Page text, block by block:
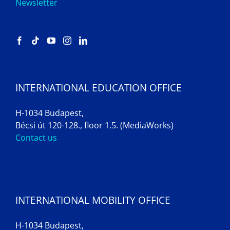
Newsletter
INTERNATIONAL EDUCATION OFFICE
H-1034 Budapest,
Bécsi út 120-128., floor 1.5. (MediaWorks)
Contact us
INTERNATIONAL MOBILITY OFFICE
H-1034 Budapest,